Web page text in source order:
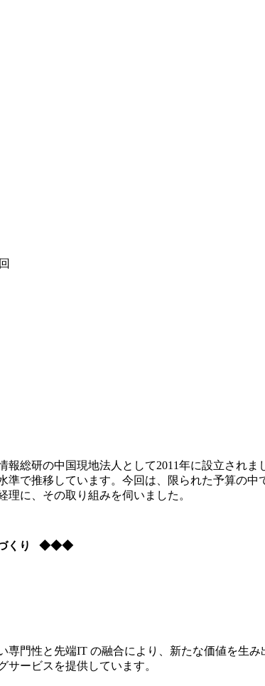
総研の中国現地法人として2011年に設立されま
で推移しています。今回は、限られた予算の中
に、その取り組みを伺いました。
づくり ◆◆◆
門性と先端IT の融合により、新たな価値を生
ービスを提供しています。